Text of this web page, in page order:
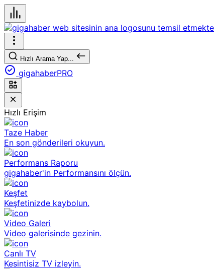
Hızlı Arama Yap...
gigahaberPRO
Hızlı Erişim
Taze Haber
En son gönderileri okuyun.
Performans Raporu
gigahaber'in Performansını ölçün.
Keşfet
Keşfetinizde kaybolun.
Video Galeri
Video galerisinde gezinin.
Canlı TV
Kesintisiz TV izleyin.